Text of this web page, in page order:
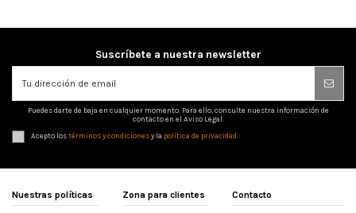
Suscríbete a nuestra newsletter
Puedes darte de baja en cualquier momento. Para ello, consulte nuestra información de
contacto en el Aviso Legal.
Acepto lostérminos y condicionesy la política de privacidad
Nuestras políticas Zona para clientes Contacto